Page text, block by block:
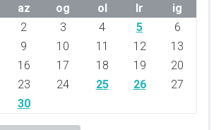
az og ol lr
ig
2 3 4 5
6
9 10 11 12
13
16 17 18 19
20
23 24 25 26
27
30